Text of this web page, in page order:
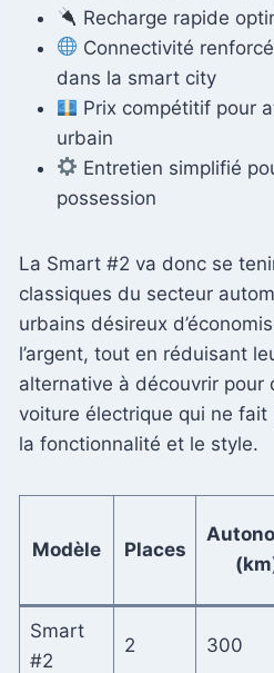
Recharge rapide
Connectivité
dans la smart city
Prix compétitif pour
urbain
Entretien simplifié
possession
La Smart #2 va donc se
classiques du secteur
urbains désireux
l’argent, tout en réduisant
alternative à découvrir pour
voiture électrique qui ne
la fonctionnalité et le style.
Modèle Places
Smart
#2
2 300